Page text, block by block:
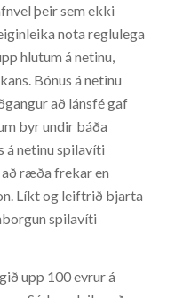
þeir sem ekki
nota reglulega
hlutum á netinu,
Bónus á netinu
að lánsfé gaf
byr undir báða
á netinu spilavíti
ræða frekar en
Líkt og leiftrið bjarta
spilavíti
upp 100 evrur á